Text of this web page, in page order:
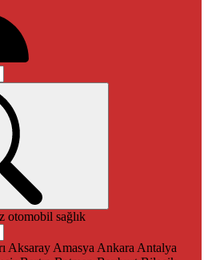
otomobil sağlık
Aksaray Amasya Ankara Antalya